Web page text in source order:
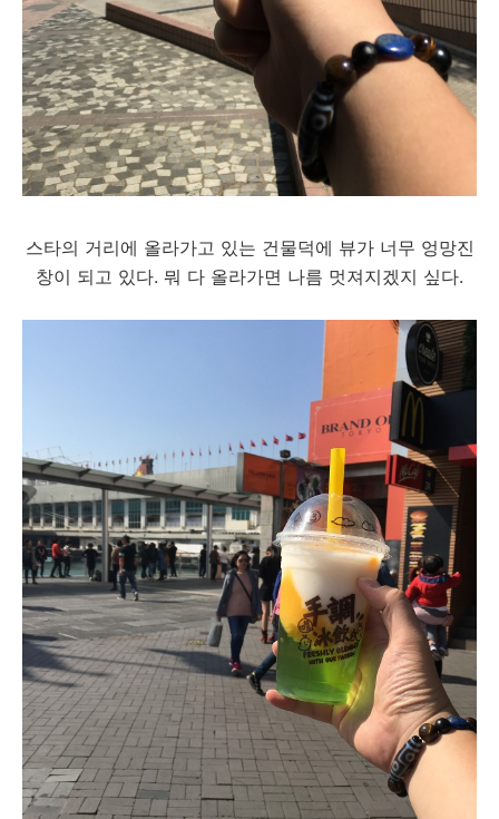
스타의 거리에 올라가고 있는 건물덕에 뷰가 너무 엉망진
창이 되고 있다. 뭐 다 올라가면 나름 멋져지겠지 싶다.